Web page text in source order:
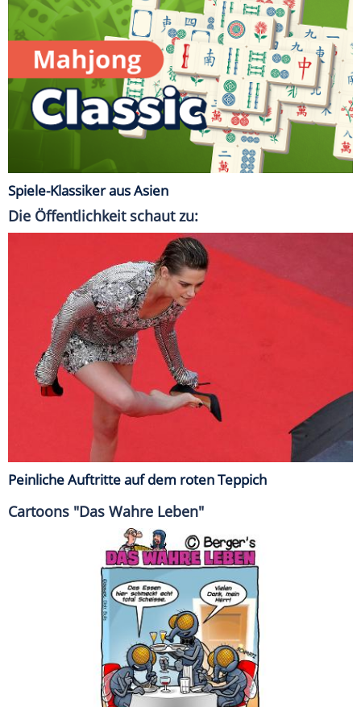
Spiele-Klassiker aus Asien
Die Öffentlichkeit schaut zu:
Peinliche Auftritte auf dem roten Teppich
Cartoons "Das Wahre Leben"